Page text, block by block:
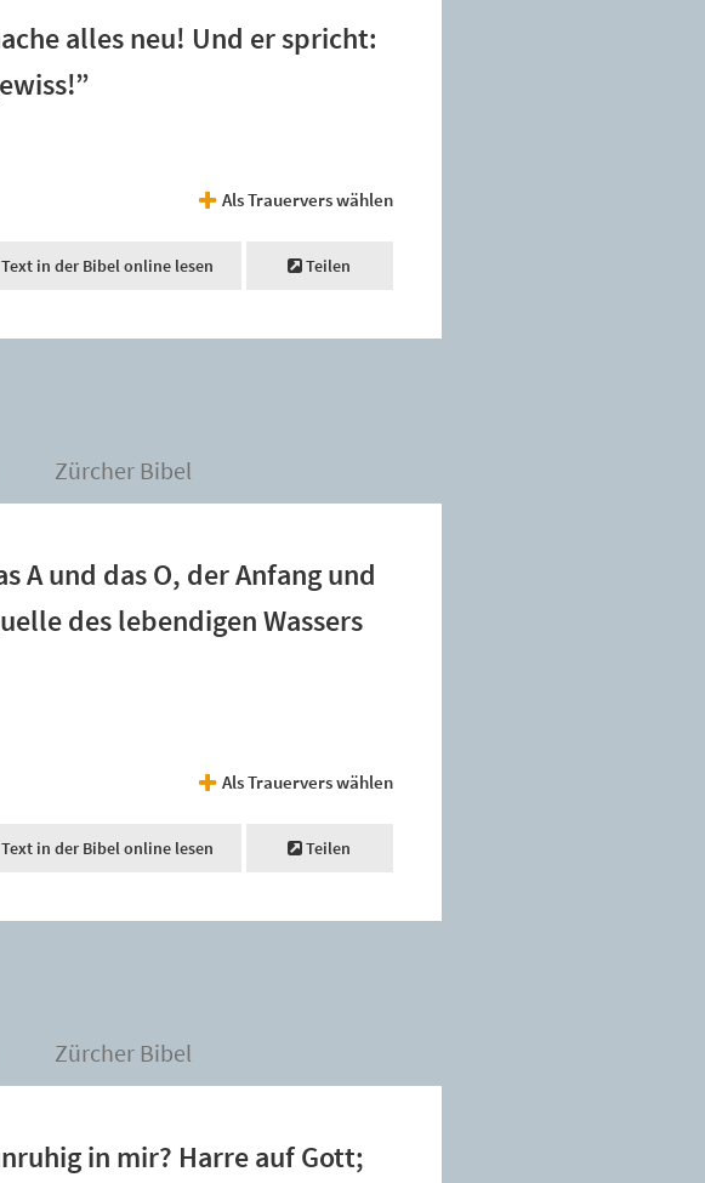
alles neu! Und er spricht:
Als Trauervers wählen
in der Bibel online lesen Teilen
Zürcher Bibel
A und das O, der Anfang und
des lebendigen Wassers
Als Trauervers wählen
in der Bibel online lesen Teilen
Zürcher Bibel
in mir? Harre auf Gott;